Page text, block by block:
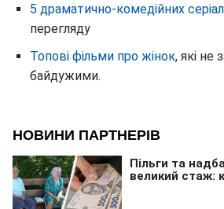
5 драматично-комедійних
перегляду
Топові фільми про жінок, які не
байдужими.